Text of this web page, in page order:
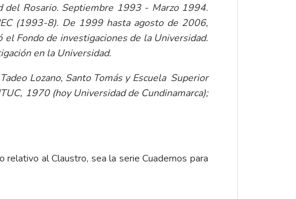
del Rosario. Septiembre 1993 - Marzo 1994.
(1993-8). De 1999 hasta agosto de 2006,
Fondo de investigaciones de la Universidad.
en la Universidad.
Lozano, Santo Tomás y Escuela Superior
1970 (hoy Universidad de Cundinamarca);
relativo al Claustro, sea la serie Cuadernos para